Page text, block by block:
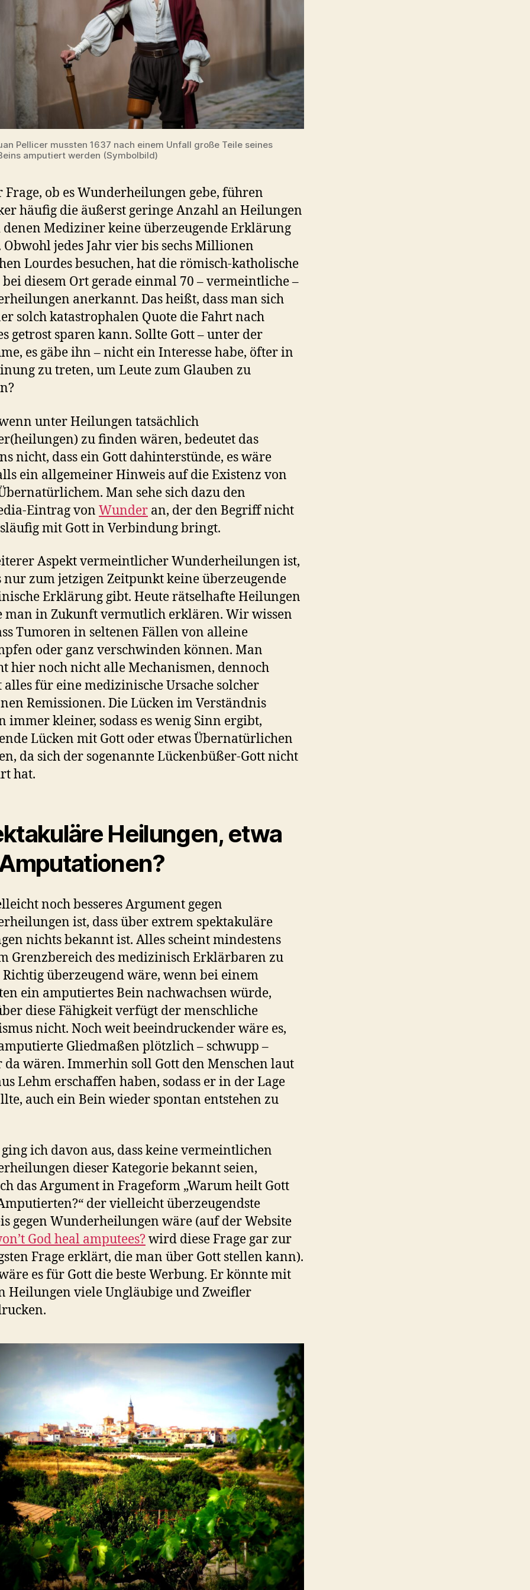
Pellicer mussten 1637 nach einem Unfall große Teile seines
amputiert werden (Symbolbild)
Frage, ob es Wunderheilungen gebe, führen
häufig die äußerst geringe Anzahl an Heilungen
denen Mediziner keine überzeugende Erklärung
Obwohl jedes Jahr vier bis sechs Millionen
Lourdes besuchen, hat die römisch-katholische
diesem Ort gerade einmal 70 – vermeintliche –
anerkannt. Das heißt, dass man sich
solch katastrophalen Quote die Fahrt nach
getrost sparen kann. Sollte Gott – unter der
es gäbe ihn – nicht ein Interesse habe, öfter in
zu treten, um Leute zum Glauben zu
unter Heilungen tatsächlich
zu finden wären, bedeutet das
nicht, dass ein Gott dahinterstünde, es wäre
ein allgemeiner Hinweis auf die Existenz von
Man sehe sich dazu den
Eintrag von Wunder an, der den Begriff nicht
mit Gott in Verbindung bringt.
Aspekt vermeintlicher Wunderheilungen ist,
nur zum jetzigen Zeitpunkt keine überzeugende
Erklärung gibt. Heute rätselhafte Heilungen
man in Zukunft vermutlich erklären. Wir wissen
Tumoren in seltenen Fällen von alleine
oder ganz verschwinden können. Man
hier noch nicht alle Mechanismen, dennoch
alles für eine medizinische Ursache solcher
Remissionen. Die Lücken im Verständnis
immer kleiner, sodass es wenig Sinn ergibt,
Lücken mit Gott oder etwas Übernatürlichen
da sich der sogenannte Lückenbüßer-Gott nicht
hat.
Heilungen, etwa
noch besseres Argument gegen
ist, dass über extrem spektakuläre
nichts bekannt ist. Alles scheint mindestens
Grenzbereich des medizinisch Erklärbaren zu
Richtig überzeugend wäre, wenn bei einem
ein amputiertes Bein nachwachsen würde,
diese Fähigkeit verfügt der menschliche
nicht. Noch weit beeindruckender wäre es,
Gliedmaßen plötzlich – schwupp –
da wären. Immerhin soll Gott den Menschen laut
Lehm erschaffen haben, sodass er in der Lage
auch ein Bein wieder spontan entstehen zu
ich davon aus, dass keine vermeintlichen
dieser Kategorie bekannt seien,
das Argument in Frageform „Warum heilt Gott
der vielleicht überzeugendste
gegen Wunderheilungen wäre (auf der Website
God heal amputees? wird diese Frage gar zur
Frage erklärt, die man über Gott stellen kann).
es für Gott die beste Werbung. Er könnte mit
Heilungen viele Ungläubige und Zweifler